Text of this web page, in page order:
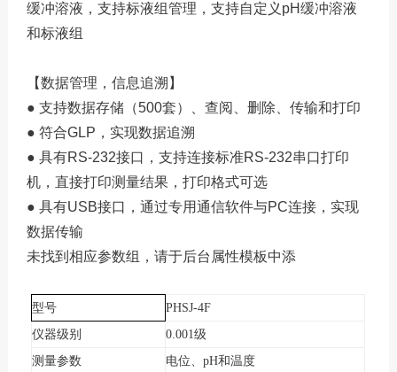
缓冲溶液，支持标液组管理，支持自定义pH缓冲溶液
和标液组
【数据管理，信息追溯】
● 支持数据存储（500套）、查阅、删除、传输和打印
● 符合GLP，实现数据追溯
● 具有RS-232接口，支持连接标准RS-232串口打印
机，直接打印测量结果，打印格式可选
● 具有USB接口，通过专用通信软件与PC连接，实现
数据传输
未找到相应参数组，请于后台属性模板中添
型号
PHSJ-4F
仪器级别
0.001级
测量参数
电位、pH和温度